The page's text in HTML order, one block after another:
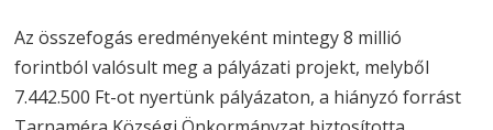
Az összefogás eredményeként mintegy 8 millió
forintból valósult meg a pályázati projekt, melyből
7.442.500 Ft-ot nyertünk pályázaton, a hiányzó forrást